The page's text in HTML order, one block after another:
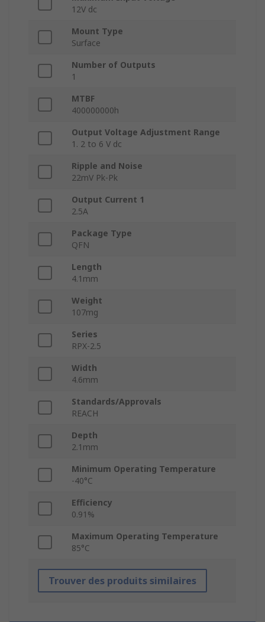
12V dc
Mount Type
Surface
Number of Outputs
1
MTBF
400000000h
Output Voltage Adjustment Range
1. 2 to 6 V dc
Ripple and Noise
22mV Pk-Pk
Output Current 1
2.5A
Package Type
QFN
Length
4.1mm
Weight
107mg
Series
RPX-2.5
Width
4.6mm
Standards/Approvals
REACH
Depth
2.1mm
Minimum Operating Temperature
-40°C
Efficiency
0.91%
Maximum Operating Temperature
85°C
Trouver des produits similaires